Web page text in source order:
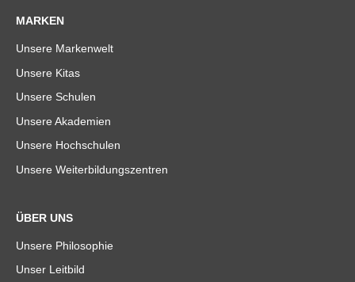
MARKEN
Unsere Markenwelt
Unsere Kitas
Unsere Schulen
Unsere Akademien
Unsere Hochschulen
Unsere Weiterbildungszentren
ÜBER UNS
Unsere Philosophie
Unser Leitbild